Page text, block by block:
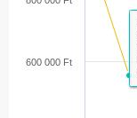
600 000 Ft